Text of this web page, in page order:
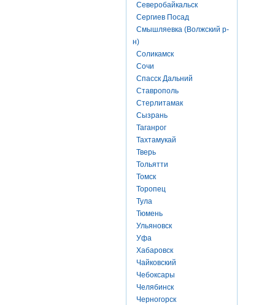
Северобайкальск
Сергиев Посад
Смышляевка (Волжский р-
н)
Соликамск
Сочи
Спасск Дальний
Ставрополь
Стерлитамак
Сызрань
Таганрог
Тахтамукай
Тверь
Тольятти
Томск
Торопец
Тула
Тюмень
Ульяновск
Уфа
Хабаровск
Чайковский
Чебоксары
Челябинск
Черногорск